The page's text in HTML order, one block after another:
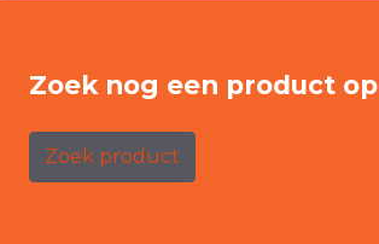
Zoek nog een product op
Zoek product